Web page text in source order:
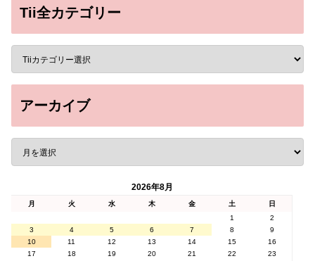
Tii全カテゴリー
アーカイブ
2026年8月
月 火 水 木 金 土
日
1
2
3
4 5 6 7 8
9
10
11 12 13 14 15
16
17
18 19 20 21 22
23